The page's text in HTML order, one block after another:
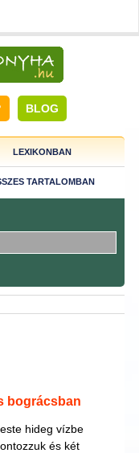
BLOG
LEXIKONBAN
TARTALOMBAN
bográcsban
hideg vízbe
és két